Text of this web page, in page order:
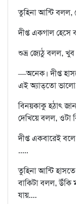
তুহিনা আন্টি বলল,
দীপ্ত একগাল
শুভ্র জ্যেঠু বলল,
—অনেক। দীপ্ত
এই অ্যাত্‌তো
বিনয়কাকু হঠাৎ
দেখিয়ে বলল, ওটা
দীপ্ত একবারেই
.....
তুহিনা আন্টি
বাকিটা বলল, উঁকি
যায়....